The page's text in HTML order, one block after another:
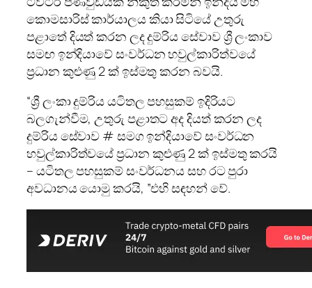
කොමසාරිස් කාර්යාලය කියා සිටියේ උතුරු
පළාතේ දියත් කරන ලද දුම්රිය සේවාව ශ්‍රී ලංකාව
සමඟ ඉන්දියාවේ සංවර්ධන හවුල්කාරිත්වයේ
ප්‍රධාන කුළුණු 2 ක් ඉස්මතු කරන බවයි.
“ශ්‍රී ලංකා දුම්රිය යටිතල පහසුකම් ඉදිරියට
බලගැන්වීම, උතුරු පළාතට අද දියත් කරන ලද
දුම්රිය සේවාව # සමග ඉන්දියාවේ සංවර්ධන
හවුල්කාරිත්වයේ ප්‍රධාන කුළුණු 2 ක් ඉස්මතු කරයි
– යටිතල පහසුකම් සංවර්ධනය සහ රට පුරා
අවධානය යොමු කරයි, ”එහි සඳහන් වේ.